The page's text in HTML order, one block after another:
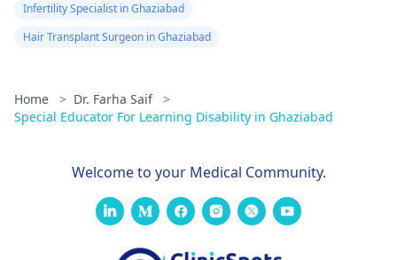
Infertility Specialist in Ghaziabad
Hair Transplant Surgeon in Ghaziabad
Home > Dr. Farha Saif >
Special Educator For Learning Disability in Ghaziabad
Welcome to your Medical Community.